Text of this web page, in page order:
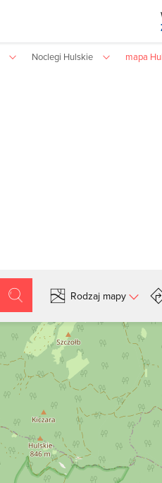
Noclegi Hulskie mapa
Szukaj
Rodzaj mapy
Szukaj